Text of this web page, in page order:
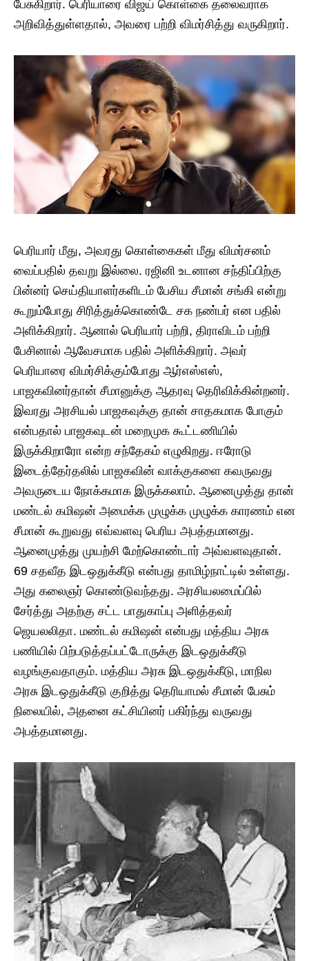
பேசுகிறார். பெரியாரை விஜய் கொள்கை தலைவராக
அறிவித்துள்ளதால், அவரை பற்றி விமர்சித்து வருகிறார்.
பெரியார் மீது, அவரது கொள்கைகள் மீது விமர்சனம்
வைப்பதில் தவறு இல்லை. ரஜினி உடனான சந்திப்பிற்கு
பின்னர் செய்தியாளர்களிடம் பேசிய சீமான் சங்கி என்று
கூறும்போது சிரித்துக்கொண்டே சக நண்பர் என பதில்
அளிக்கிறார். ஆனால் பெரியார் பற்றி, திராவிடம் பற்றி
பேசினால் ஆவேசமாக பதில் அளிக்கிறார். அவர்
பெரியாரை விமர்சிக்கும்போது ஆர்எஸ்எஸ்,
பாஜகவினர்தான் சீமானுக்கு ஆதரவு தெரிவிக்கின்றனர்.
இவரது அரசியல் பாஜகவுக்கு தான் சாதகமாக போகும்
என்பதால் பாஜகவுடன் மறைமுக கூட்டணியில்
இருக்கிறாரோ என்ற சந்தேகம் எழுகிறது. ஈரோடு
இடைத்தேர்தலில் பாஜகவின் வாக்குகளை கவருவது
அவருடைய நோக்கமாக இருக்கலாம். ஆனைமுத்து தான்
மண்டல் கமிஷன் அமைக்க முழுக்க முழுக்க காரணம் என
சீமான் கூறுவது எவ்வளவு பெரிய அபத்தமானது.
ஆனைமுத்து முயற்சி மேற்கொண்டார் அவ்வளவுதான்.
69 சதவீத இடஒதுக்கீடு என்பது தாமிழ்நாட்டில் உள்ளது.
அது கலைஞர் கொண்டுவந்தது. அரசியலமைப்பில்
சேர்த்து அதற்கு சட்ட பாதுகாப்பு அளித்தவர்
ஜெயலலிதா. மண்டல் கமிஷன் என்பது மத்திய அரசு
பணியில் பிற்படுத்தப்பட்டோருக்கு இடஒதுக்கீடு
வழங்குவதாகும். மத்திய அரசு இடஒதுக்கீடு, மாநில
அரசு இடஒதுக்கீடு குறித்து தெரியாமல் சீமான் பேசும்
நிலையில், அதனை கட்சியினர் பகிர்ந்து வருவது
அபத்தமானது.